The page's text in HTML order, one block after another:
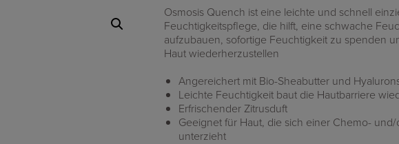
Osmosis Quench ist eine leichte und schnell
Feuchtigkeitspflege, die hilft, eine schwache
aufzubauen, sofortige Feuchtigkeit zu spenden
Haut wiederherzustellen
Angereichert mit Bio-Sheabutter und
Leichte Feuchtigkeit baut die Hautbarriere
Erfrischender Zitrusduft
Geeignet für Haut, die sich einer Chemo-
unterzieht